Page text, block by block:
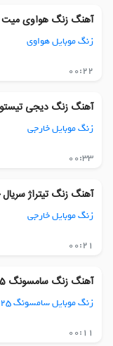
آهنگ زنگ هواوی میت 30 پرو اصلی
زنگ موبایل هواوی
00:22
آهنگ زنگ دیجی
زنگ موبایل خارجی
00:33
آهنگ زنگ تیتراژ سریال
زنگ موبایل خارجی
00:21
آهنگ زنگ سامسونگ S25 جدید Galaxy Bells
زنگ موبایل سامسونگ S25
00:11